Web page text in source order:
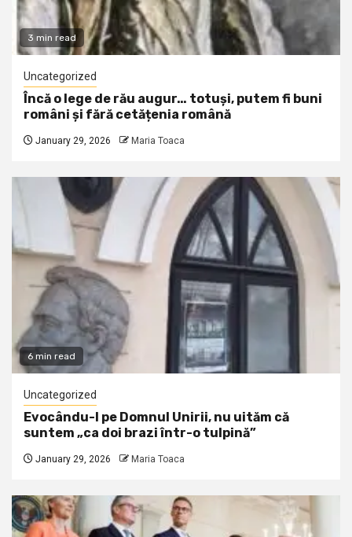
3 min read
Uncategorized
Încă o lege de rău augur… totuși, putem fi buni
români și fără cetățenia română
January 29, 2026 Maria Toaca
6 min read
Uncategorized
Evocându-l pe Domnul Unirii, nu uităm că
suntem „ca doi brazi într-o tulpină”
January 29, 2026 Maria Toaca